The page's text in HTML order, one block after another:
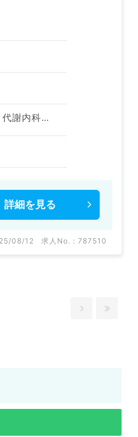
一般内科、循環器内科、呼吸器内科、消化器内科、内分泌・代謝内科、腎臓内科、老年内科、血液内科、膠原病科
詳細を 見る
08/12 求人No. : 787510